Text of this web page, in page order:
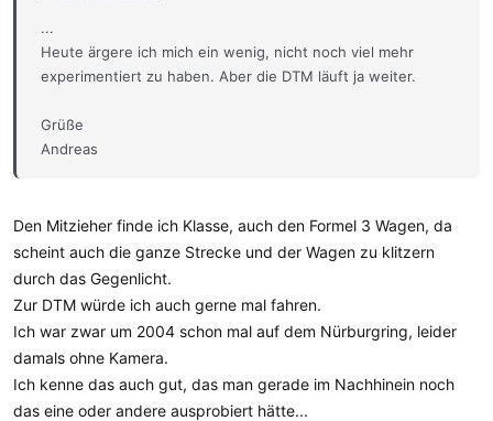
...
Heute ärgere ich mich ein wenig, nicht noch viel mehr
experimentiert zu haben. Aber die DTM läuft ja weiter.
Grüße
Andreas
Den Mitzieher finde ich Klasse, auch den Formel 3 Wagen, da
scheint auch die ganze Strecke und der Wagen zu klitzern
durch das Gegenlicht.
Zur DTM würde ich auch gerne mal fahren.
Ich war zwar um 2004 schon mal auf dem Nürburgring, leider
damals ohne Kamera.
Ich kenne das auch gut, das man gerade im Nachhinein noch
das eine oder andere ausprobiert hätte...